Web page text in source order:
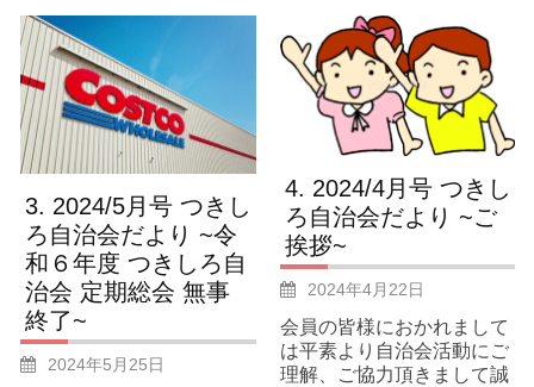
2024/5月号 つきし
ろ自治会だより ~令
和６年度 つきしろ自
治会 定期総会 無事
終了~
2024年5月25日
2024/4月号 つきし
ろ自治会だより ~ご
挨拶~
2024年4月22日
会員の皆様におかれまして
は平素より自治会活動にご
理解、ご協力頂きまして誠